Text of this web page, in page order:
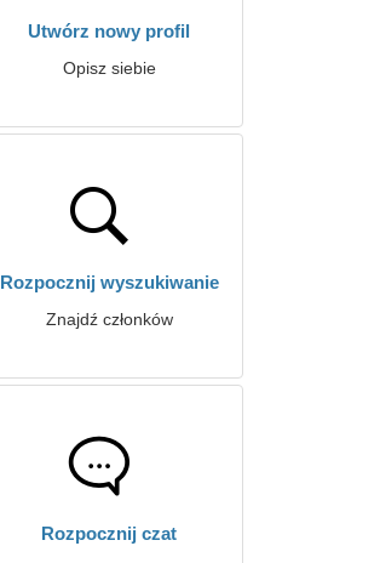
Utwórz nowy profil
Opisz siebie
Rozpocznij wyszukiwanie
Znajdź członków
Rozpocznij czat